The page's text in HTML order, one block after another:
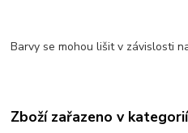
Barvy se mohou lišit v závislosti
Zboží zařazeno v